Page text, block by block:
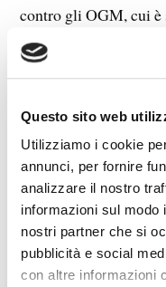
Questo sito web
Utilizziamo i cookie
annunci, per fornire
analizzare il nostro
informazioni sul
nostri partner che si
pubblicità e social
con altre informazioni
contro gli OGM, cui
Cartagena il quale (p.
Convenzione di Rio
stabilisce l’obbligo di
modificati tutti i
Nel 2003 un gruppo
spinti da
danni alla salute e
derivanti dalla